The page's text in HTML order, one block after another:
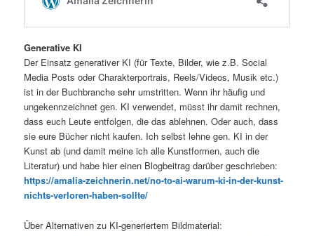
Generative KI
Der Einsatz generativer KI (für Texte, Bilder, wie z.B. Social
Media Posts oder Charakterportrais, Reels/Videos, Musik etc.)
ist in der Buchbranche sehr umstritten. Wenn ihr häufig und
ungekennzeichnet gen. KI verwendet, müsst ihr damit rechnen,
dass euch Leute entfolgen, die das ablehnen. Oder auch, dass
sie eure Bücher nicht kaufen. Ich selbst lehne gen. KI in der
Kunst ab (und damit meine ich alle Kunstformen, auch die
Literatur) und habe hier einen Blogbeitrag darüber geschrieben:
https://amalia-zeichnerin.net/no-to-ai-warum-ki-in-der-kunst-
nichts-verloren-haben-sollte/
Über Alternativen zu KI-generiertem Bildmaterial: